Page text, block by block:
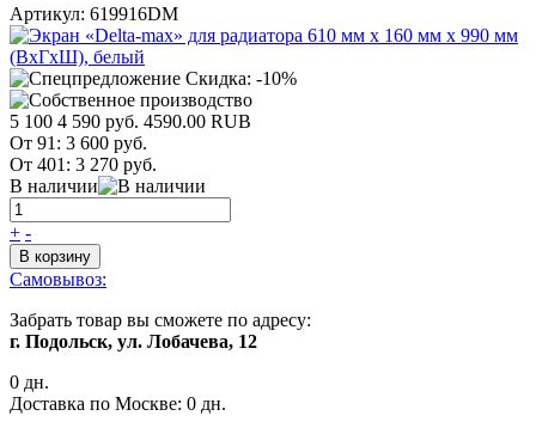
Артикул: 619916DM
Скидка: -10%
5 100 4 590 руб. 4590.00 RUB
От 91: 3 600 руб.
От 401: 3 270 руб.
В наличии
+ -
В корзину
Самовывоз:
Забрать товар вы сможете по адресу:
г. Подольск, ул. Лобачева, 12
0 дн.
Доставка по Москве: 0 дн.